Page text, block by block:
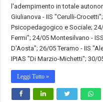
l'adempimento in totale
Giulianova - IIS "Cerulli-
Psicopedagogico e Sociale; 24/
Fermi"; 24/05 Montesilvano -
D'Aosta"; 26/05 Teramo - IIS
IPIAS "Di Marzio-Michetti"; 30/
Leggi Tutto »